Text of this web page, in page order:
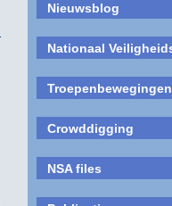
Nieuwsblog
Nationaal
Troepenbewegingen
Crowddigging
NSA files